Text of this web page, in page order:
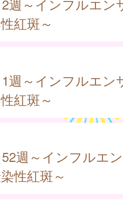
週～インフルエン
紅斑～
週～インフルエン
紅斑～
週～インフルエ
性紅斑～